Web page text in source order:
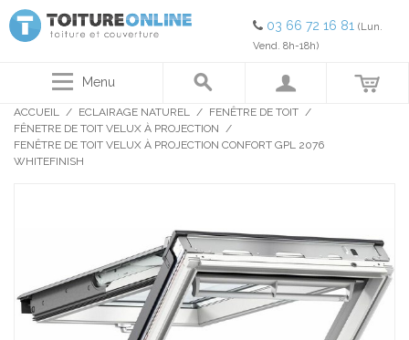
03 66 72 16 81 (Lun.
Vend. 8h-18h)
Menu
ACCUEIL / ECLAIRAGE NATUREL / FENÊTRE DE TOIT /
FÊNETRE DE TOIT VELUX À PROJECTION /
FENÊTRE DE TOIT VELUX À PROJECTION CONFORT GPL 2076
WHITEFINISH